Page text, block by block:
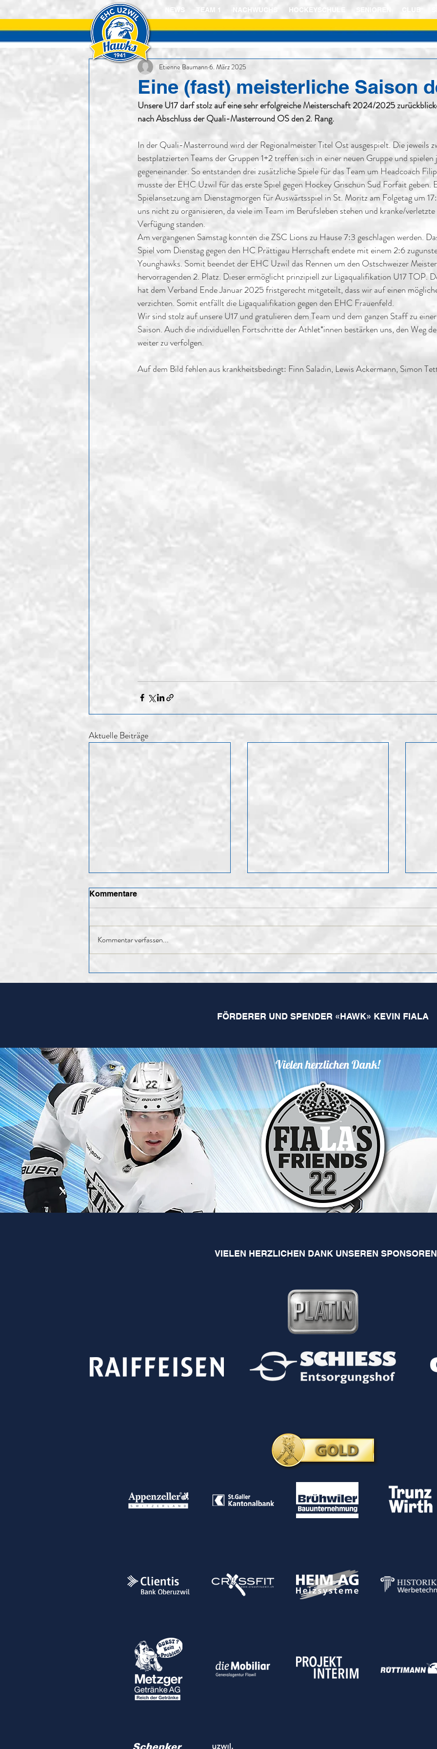
NEWS TEAM 1 NACHWUCHS HOCKEYSCHULE SENIOREN CLUB
Eine (fast) meisterliche Saison
Etienne Baumann 6. März 2025
Unsere U17 darf stolz auf eine sehr erfolgreiche Meisterschaft 2024/2025
nach Abschluss der Quali-Masterround OS den 2. Rang.
In der Quali-Masterround wird der Regionalmeister Titel Ost ausgespielt. Die jeweils
bestplatzierten Teams der Gruppen 1+2 treffen sich in einer neuen Gruppe und
gegeneinander. So entstanden drei zusätzliche Spiele für das Team um Headcoach
musste der EHC Uzwil für das erste Spiel gegen Hockey Grischun Sud Forfait geben.
Spielansetzung am Dienstagmorgen für Auswärtsspiel in St. Moritz am Folgetag um
uns nicht zu organisieren, da viele im Team im Berufsleben stehen und kranke/
Verfügung standen.
Am vergangenen Samstag konnten die ZSC Lions zu Hause 7:3 geschlagen werden.
Spiel vom Dienstag gegen den HC Prättigau Herrschaft endete mit einem 2:6
Younghawks. Somit beendet der EHC Uzwil das Rennen um den Ostschweizer
hervorragenden 2. Platz. Dieser ermöglicht prinzipiell zur Ligaqualifikation U17 TOP.
hat dem Verband Ende Januar 2025 fristgerecht mitgeteilt, dass wir auf einen
verzichten. Somit entfällt die Ligaqualifikation gegen den EHC Frauenfeld.
Wir sind stolz auf unsere U17 und gratulieren dem Team und dem ganzen Staff zu
Saison. Auch die individuellen Fortschritte der Athlet*innen bestärken uns, den Weg
weiter zu verfolgen.
Auf dem Bild fehlen aus krankheitsbedingt: Finn Saladin, Lewis Ackermann, Simon
Aktuelle Beiträge
Mannschaft für die
Kommentare
Kommentar verfassen...
FÖRDERER UND SPENDER «HAWK» KEVIN FIALA
Vielen herzlichen Dank!
VIELEN HERZLICHEN DANK UNSEREN